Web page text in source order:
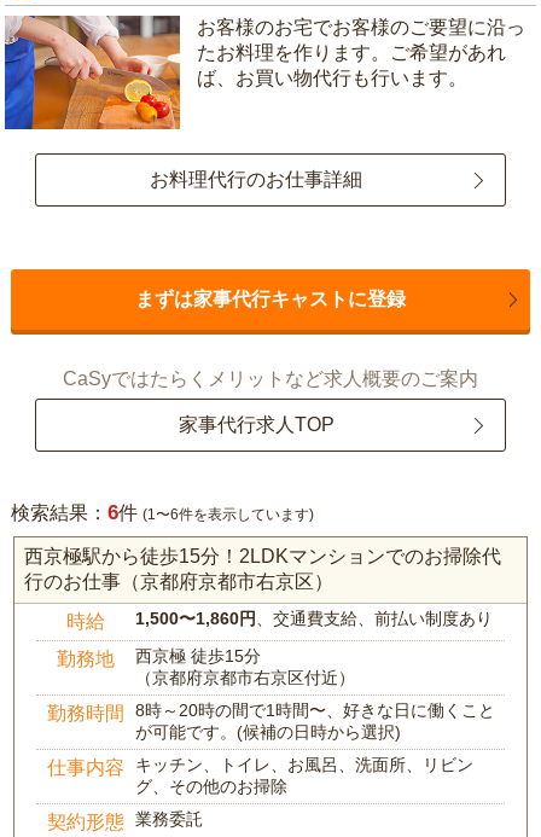
お客様のお宅でお客様のご要望に沿っ
たお料理を作ります。ご希望があれ
ば、お買い物代行も行います。
お料理代行のお仕事詳細
まずは家事代行キャストに登録
CaSyではたらくメリットなど求人概要のご案内
家事代行求人TOP
検索結果： 6件 (1〜6件を表示しています)
西京極駅から徒歩15分！2LDKマンションでのお掃除代
行のお仕事（京都府京都市右京区）
時給 1,500〜1,860円 、交通費支給、前払い制度あり
勤務地
西京極 徒歩15分
（京都府京都市右京区付近）
勤務時間
8時～20時の間で1時間〜、好きな日に働くこと
が可能です。(候補の日時から選択)
仕事内容
キッチン、トイレ、お風呂、洗面所、リビン
グ、その他のお掃除
契約形態 業務委託